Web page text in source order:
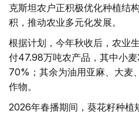
克斯坦农户正积极优化种植结
积，推动农业多元化发展。
根据计划，今年秋收后，农业
付47.98万吨农产品，其中小
70%；其余为油用亚麻、大麦
作物。
2026年春播期间，葵花籽种植